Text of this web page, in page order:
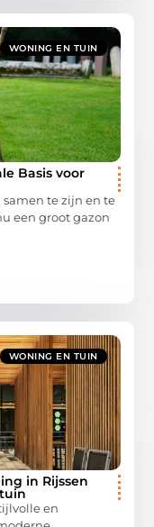
WONING EN TUIN
Basis voor
te zijn en te
een groot gazon
WONING EN TUIN
in Rijssen
en